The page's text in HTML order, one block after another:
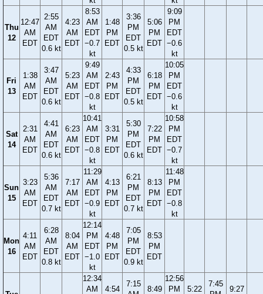
Thu
12
12:47
AM
EDT
2:55
AM
EDT
0.6 kt
4:23
AM
EDT
8:53
AM
EDT
−0.7
kt
1:48
PM
EDT
3:36
PM
EDT
0.5 kt
5:06
PM
EDT
9:09
PM
EDT
−0.6
kt
Fri
13
1:38
AM
EDT
3:47
AM
EDT
0.6 kt
5:23
AM
EDT
9:49
AM
EDT
−0.8
kt
2:43
PM
EDT
4:33
PM
EDT
0.5 kt
6:18
PM
EDT
10:05
PM
EDT
−0.6
kt
Sat
14
2:31
AM
EDT
4:41
AM
EDT
0.6 kt
6:23
AM
EDT
10:41
AM
EDT
−0.8
kt
3:31
PM
EDT
5:30
PM
EDT
0.6 kt
7:22
PM
EDT
10:58
PM
EDT
−0.7
kt
Sun
15
3:23
AM
EDT
5:36
AM
EDT
0.7 kt
7:17
AM
EDT
11:29
AM
EDT
−0.9
kt
4:13
PM
EDT
6:21
PM
EDT
0.7 kt
8:13
PM
EDT
11:48
PM
EDT
−0.8
kt
Mon
16
4:11
AM
EDT
6:28
AM
EDT
0.8 kt
8:04
AM
EDT
12:14
PM
EDT
−1.0
kt
4:48
PM
EDT
7:05
PM
EDT
0.9 kt
8:53
PM
EDT
12:34
AM
4:54
7:15
8:49
12:56
PM
5:22
7:45
9:27